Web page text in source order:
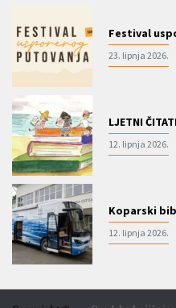
Festival
23. lipnja 2026.
LJETNI
12. lipnja 2026.
Koparski
12. lipnja 2026.